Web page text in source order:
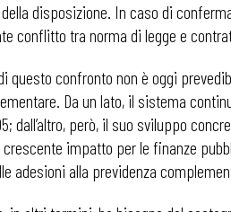
della disposizione. In caso di
conflitto tra norma di legge e
questo confronto non è oggi
Da un lato, il sistema
dall’altro, però, il suo sviluppo
impatto per le finanze
adesioni alla previdenza